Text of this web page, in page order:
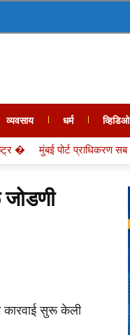
व्यवसाय धर्म व्हिडिओ
सब सेक्शन लीडर विष्णू �
जोडणी
कारवाई सुरू केली